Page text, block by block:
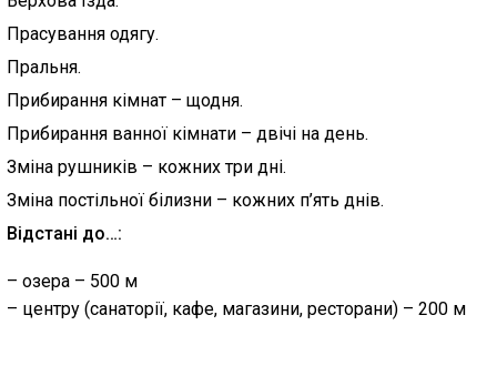
Прасування одягу.
Пральня.
Прибирання кімнат – щодня.
Прибирання ванної кімнати – двічі на день.
Зміна рушників – кожних три дні.
Зміна постільної білизни – кожних п’ять днів.
Відстані до…:
– озера – 500 м
– центру (санаторії, кафе, магазини, ресторани) – 200 м